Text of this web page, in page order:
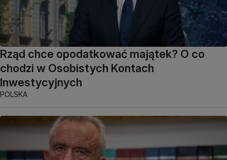
Rząd chce opodatkować majątek? O co
chodzi w Osobistych Kontach
Inwestycyjnych
POLSKA